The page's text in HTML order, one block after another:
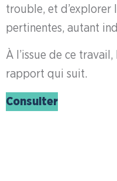
trouble, et d’explorer
pertinentes, autant
À l’issue de ce
rapport qui suit.
Consulter